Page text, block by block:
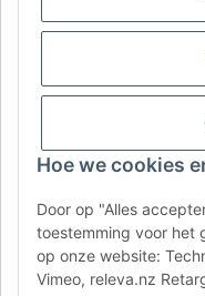
Hoe we cookies
Door op "Alles
toestemming voor het
op onze website:
Vimeo, releva.nz
spécialiste en
AFATEK
CH (IT)
FR IT